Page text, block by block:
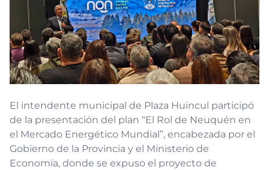
El intendente municipal de Plaza Huincul participó
de la presentación del plan “El Rol de Neuquén en
el Mercado Energético Mundial”, encabezada por el
Gobierno de la Provincia y el Ministerio de
Economía, donde se expuso el proyecto de